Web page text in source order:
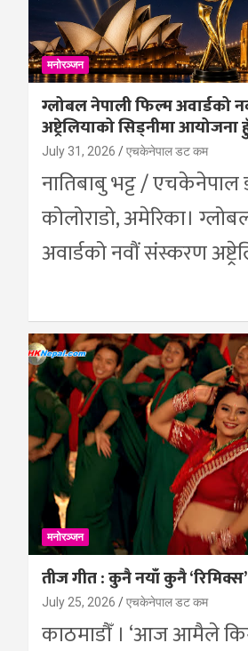
मनोरञ्जन
ग्लोबल नेपाली फिल्म अवार्डको
अष्ट्रेलियाको सिड्नीमा आयोजना
July 31, 2026 एचकेनेपाल डट कम
नातिबाबु भट्ट /
कोलोराडो, अमेरिका।
अवार्डको नवौं संस्करण
मनोरञ्जन
तीज गीत : कुनै नयाँ कुनै ‘रिमिक्स’
July 25, 2026 एचकेनेपाल डट कम
काठमाडौँ । ‘आज आमैले